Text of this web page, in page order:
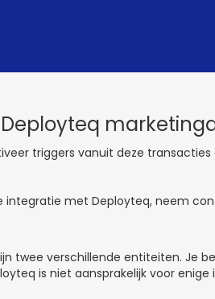
triggers vanuit deze
integratie met Deployteq, neem
twee verschillende entiteiten. Je
is niet aansprakelijk voor